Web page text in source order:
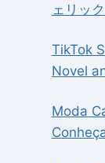
ェリッ
TikTok
Novel
Moda